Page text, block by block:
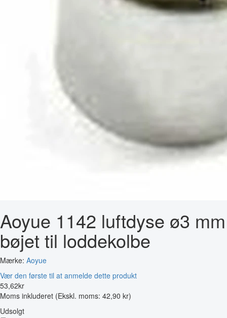
Aoyue 1142 luftdyse ø3 mm
bøjet til loddekolbe
Mærke: Aoyue
Vær den første til at anmelde dette produkt
53,62kr
Moms inkluderet (Ekskl. moms: 42,90 kr)
Udsolgt